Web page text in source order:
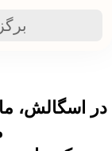
در اسگالش،